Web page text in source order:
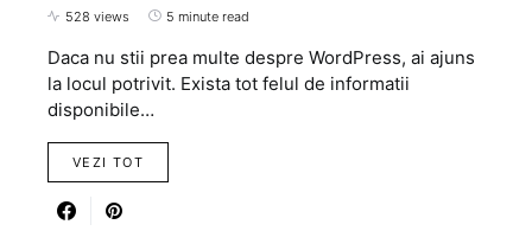
528 views 5 minute read
Daca nu stii prea multe despre WordPress, ai ajuns
la locul potrivit. Exista tot felul de informatii
disponibile…
VEZI TOT